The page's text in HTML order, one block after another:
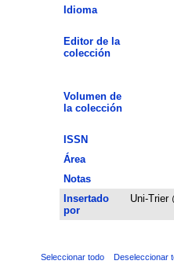
Idioma
Editor de la
colección
Volumen de
la colección
ISSN
Área
Notas
Insertado
por
Uni-Trier
Seleccionar todo Deseleccionar